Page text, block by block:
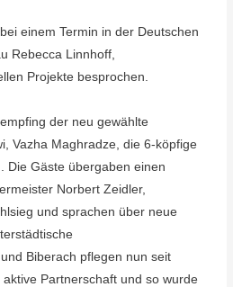
einem Termin in der Deutschen
Rebecca Linnhoff,
Projekte besprochen.
der neu gewählte
Vazha Maghradze, die 6-köpfige
Die Gäste übergaben einen
Norbert Zeidler,
und sprachen über neue
Biberach pflegen nun seit
Partnerschaft und so wurde